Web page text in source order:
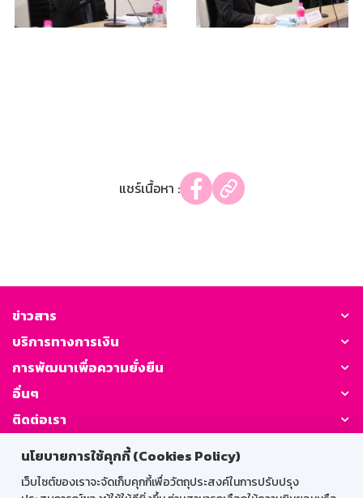
นโยบายการใช้คุกกี้ (Cookies Policy)
เว็บไซต์ของเราจะจัดเก็บคุกกี้เพื่อวัตถุประสงค์ในการปรับปรุง
แชร์เนื้อหา :
ข่าวสาร
บริการทางการเงิน
การพัฒนาเพื่อความยั่งยืน
อื่นๆ
ติดต่อเรา
GSB Society: